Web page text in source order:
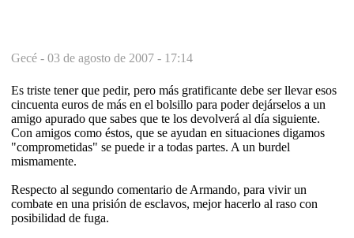
Gecé - 03 de agosto de 2007 - 17:14
Es triste tener que pedir, pero más gratificante debe ser llevar esos
cincuenta euros de más en el bolsillo para poder dejárselos a un
amigo apurado que sabes que te los devolverá al día siguiente.
Con amigos como éstos, que se ayudan en situaciones digamos
"comprometidas" se puede ir a todas partes. A un burdel
mismamente.
Respecto al segundo comentario de Armando, para vivir un
combate en una prisión de esclavos, mejor hacerlo al raso con
posibilidad de fuga.